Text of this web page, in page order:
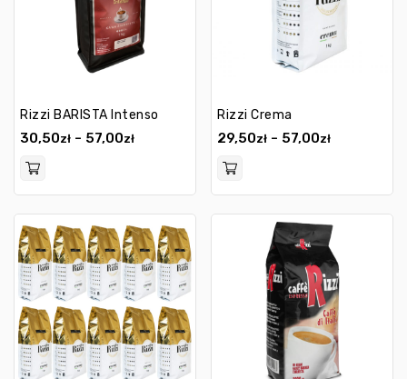
Rizzi BARISTA Intenso
30,50zł – 57,00zł
Rizzi Crema
29,50zł – 57,00zł